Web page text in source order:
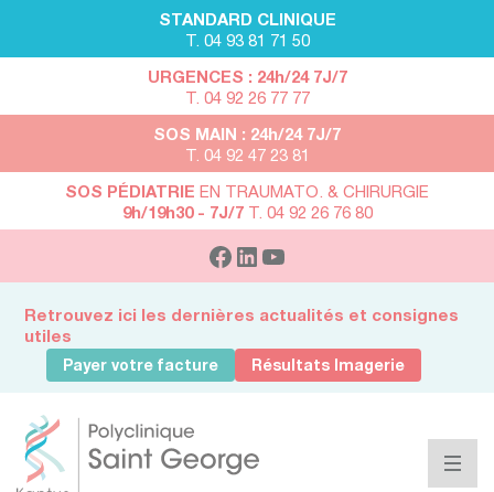
STANDARD CLINIQUE
T. 04 93 81 71 50
URGENCES : 24h/24 7J/7
T. 04 92 26 77 77
SOS MAIN : 24h/24 7J/7
T. 04 92 47 23 81
SOS PÉDIATRIE EN TRAUMATO. & CHIRURGIE
9h/19h30 - 7J/7T. 04 92 26 76 80
Retrouvez ici les dernières actualités et consignes
utiles
Payer votre facture Résultats Imagerie